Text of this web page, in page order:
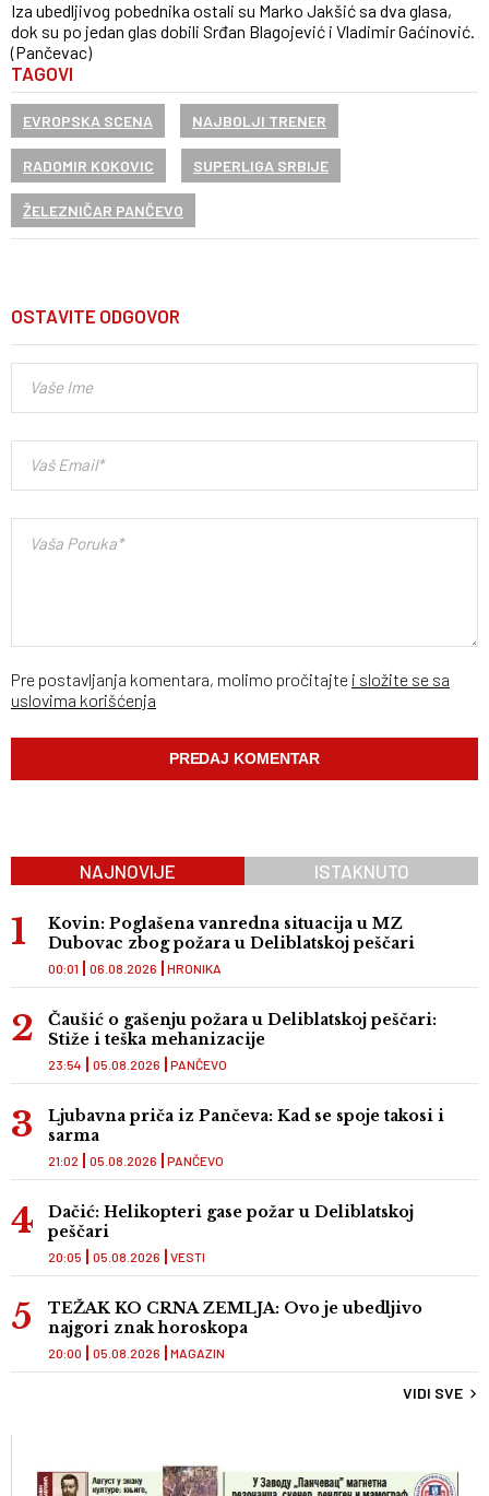
Iza ubedljivog pobednika ostali su Marko Jakšić sa dva glasa,
dok su po jedan glas dobili Srđan Blagojević i Vladimir Gaćinović.
(Pančevac)
TAGOVI
EVROPSKA SCENA NAJBOLJI TRENER
RADOMIR KOKOVIC SUPERLIGA SRBIJE
ŽELEZNIČAR PANČEVO
OSTAVITE ODGOVOR
Pre postavljanja komentara, molimo pročitajte i složite se sa
uslovima korišćenja
NAJNOVIJE ISTAKNUTO
Kovin: Poglašena vanredna situacija u MZ
Dubovac zbog požara u Deliblatskoj peščari
HRONIKA
00:01 06.08.2026
Čaušić o gašenju požara u Deliblatskoj peščari:
Stiže i teška mehanizacije
PANČEVO
23:54 05.08.2026
Ljubavna priča iz Pančeva: Kad se spoje takosi i
sarma
PANČEVO
21:02 05.08.2026
Dačić: Helikopteri gase požar u Deliblatskoj
peščari
VESTI
20:05 05.08.2026
TEŽAK KO CRNA ZEMLJA: Ovo je ubedljivo
najgori znak horoskopa
MAGAZIN
20:00 05.08.2026
VIDI SVE